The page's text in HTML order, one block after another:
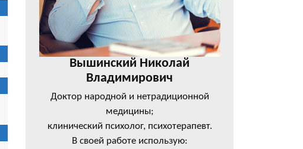
Вышинский Николай
Владимирович
Доктор народной и нетрадиционной
медицины;
клинический психолог, психотерапевт.
В своей работе использую: